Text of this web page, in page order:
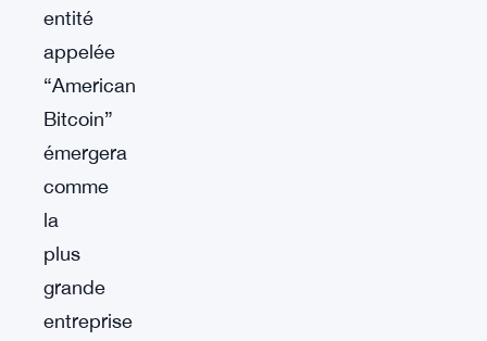
entité
appelée
“American
Bitcoin”
émergera
comme
la
plus
grande
entreprise